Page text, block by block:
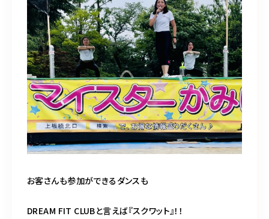
お客さんも参加ができるダンスも
DREAM FIT CLUBと言えば『スクワット』！！